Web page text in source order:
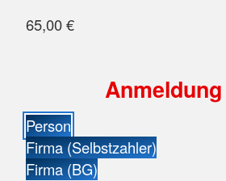
65,00 €
Person
Firma (Selbstzahler)
Firma (BG)